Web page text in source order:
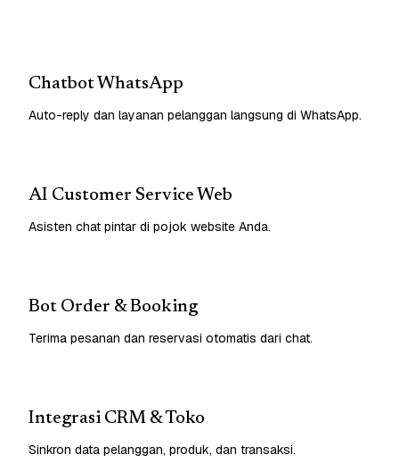
Chatbot WhatsApp
Auto-reply dan layanan pelanggan langsung di WhatsApp.
AI Customer Service Web
Asisten chat pintar di pojok website Anda.
Bot Order & Booking
Terima pesanan dan reservasi otomatis dari chat.
Integrasi CRM & Toko
Sinkron data pelanggan, produk, dan transaksi.